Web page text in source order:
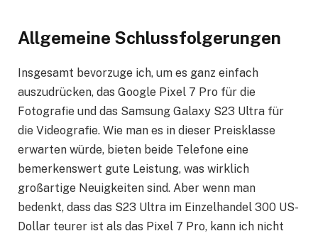
Allgemeine Schlussfolgerungen
Insgesamt bevorzuge ich, um es ganz einfach
auszudrücken, das Google Pixel 7 Pro für die
Fotografie und das Samsung Galaxy S23 Ultra für
die Videografie. Wie man es in dieser Preisklasse
erwarten würde, bieten beide Telefone eine
bemerkenswert gute Leistung, was wirklich
großartige Neuigkeiten sind. Aber wenn man
bedenkt, dass das S23 Ultra im Einzelhandel 300 US-
Dollar teurer ist als das Pixel 7 Pro, kann ich nicht